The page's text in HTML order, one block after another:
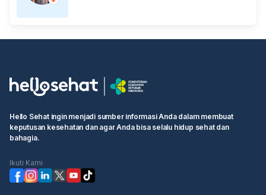
Hello Sehat ingin menjadi sumber informasi Anda dalam membuat
keputusan kesehatan dan agar Anda bisa selalu hidup sehat dan
bahagia.
Ikuti Kami